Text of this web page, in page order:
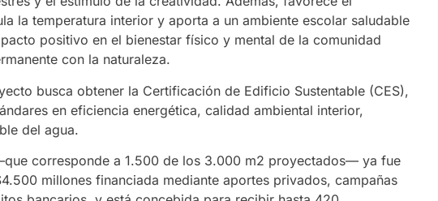
la temperatura interior y aporta a un ambiente escolar saludable
positivo en el bienestar físico y mental de la comunidad
con la naturaleza.
busca obtener la Certificación de Edificio Sustentable (CES),
en eficiencia energética, calidad ambiental interior,
del agua.
corresponde a 1.500 de los 3.000 m2 proyectados— ya fue
millones financiada mediante aportes privados, campañas